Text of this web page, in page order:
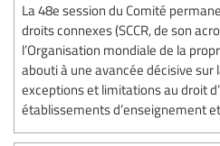
La 48e session du Comité
droits connexes (SCCR, de son
l’Organisation mondiale de la
abouti à une avancée décisive sur
exceptions et limitations au droit
établissements d’enseignement